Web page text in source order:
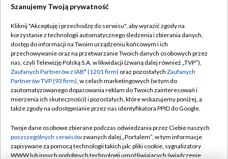
TVP
Abonament TVP
Emisja w TVP
Centrum informacji TVP
Naziemna Telewizja Cyfrowa
Rada Programowa
System NOS
Regulamin TVP
Polityka prywatności
Moje zgody
Pomoc
Kontakt
Szanujemy Twoją prywatność
Kliknij "Akceptuję i przechodzę do serwisu", aby wyrazić zgody na
korzystanie z technologii automatycznego śledzenia i zbierania danych,
dostęp do informacji na Twoim urządzeniu końcowym i ich
przechowywanie oraz na przetwarzanie Twoich danych osobowych przez
nas, czyli Telewizję Polską S.A. w likwidacji (zwaną dalej również „TVP”),
Zaufanych Partnerów z IAB* (1201 firm) oraz pozostałych Zaufanych
Partnerów TVP (93 firm), w celach marketingowych (w tym do
zautomatyzowanego dopasowania reklam do Twoich zainteresowań i
mierzenia ich skuteczności) i pozostałych, które wskazujemy poniżej, a
także zgody na udostępnianie przez nas identyfikatora PPID do Google.
Twoje dane osobowe zbierane podczas odwiedzania przez Ciebie naszych
poszczególnych serwisówzwanych dalej „Portalem”, w tym informacje
zapisywane za pomocą technologii takich jak: pliki cookie, sygnalizatory
WWW lub innych podobnych technologii umożliwiających świadczenie